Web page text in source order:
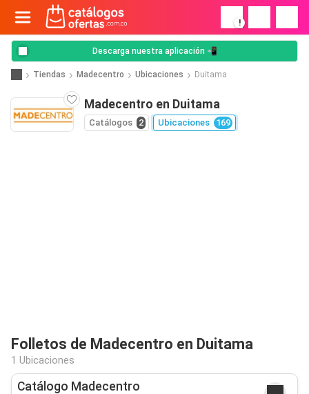
!
Descarga nuestra aplicación 📲
Tiendas Madecentro Ubicaciones Duitama
Madecentro en Duitama
Catálogos 2 Ubicaciones 169
Folletos de Madecentro en Duitama
1 Ubicaciones
Catálogo Madecentro